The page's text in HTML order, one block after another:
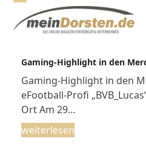
Skip Open
mobile
menu
Close
mobile
menu
Gaming-Highlight in den
Gaming-Highlight in den
eFootball-Profi
Ort Am 29…
weiterlesen